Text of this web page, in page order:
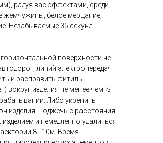
радуя вас эффектами, среди
жемчужины, белое мерцание;
Незабываемые 35 секунд
поверхности не
линий электропередач
и расправить фитиль.
вокруг изделия не менее чем ½
Либо укрепить
изделия. Поджечь с расстояния
и немедленно удалиться
8 - 10м. Время